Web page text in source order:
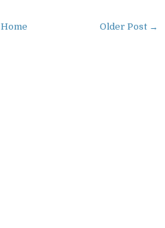
Older Post →
Home